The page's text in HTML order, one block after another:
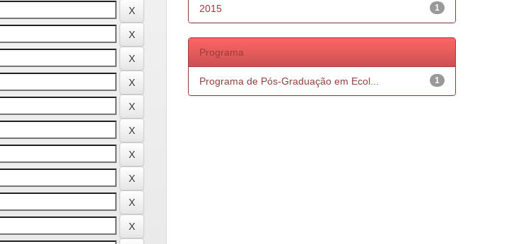
1
2015
Programa
1
Programa de Pós-Graduação em Ecol...